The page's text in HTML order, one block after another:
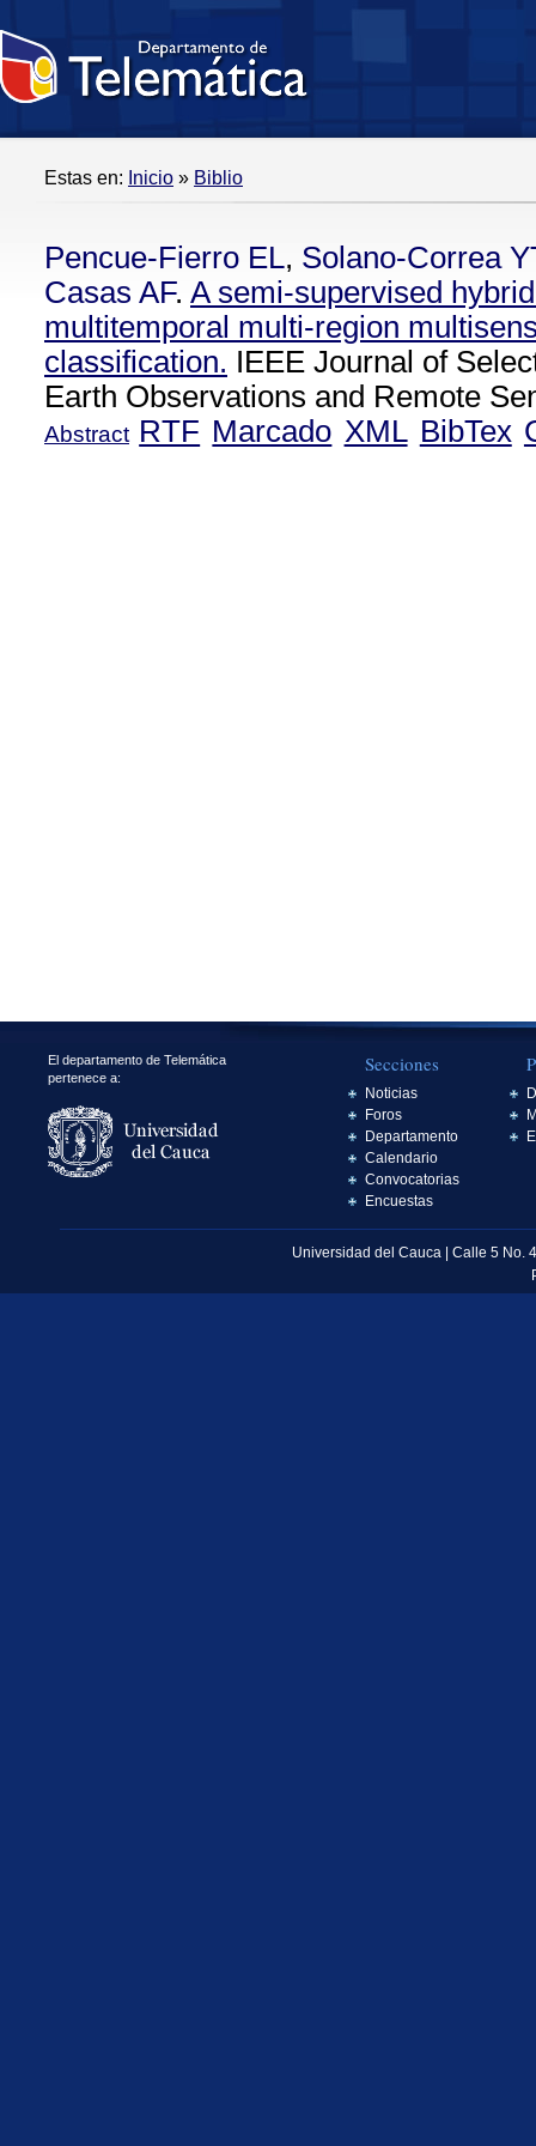
Estas en: Inicio » Biblio
Pencue-Fierro EL, Solano-Correa
Casas AF. A semi-supervised
multitemporal multi-region
classification. IEEE Journal of
Earth Observations and Remote
Abstract RTF Marcado XML BibTex
El departamento de Telemática
pertenece a:
Secciones
Noticias
Foros
Departamento
Calendario
Convocatorias
Encuestas
Universidad del Cauca | Calle 5 No.